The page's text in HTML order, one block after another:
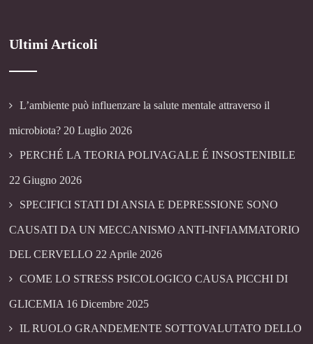
Ultimi Articoli
L’ambiente può influenzare la salute mentale attraverso il
microbiota? 20 Luglio 2026
PERCHÉ LA TEORIA POLIVAGALE É INSOSTENIBILE
22 Giugno 2026
SPECIFICI STATI DI ANSIA E DEPRESSIONE SONO
CAUSATI DA UN MECCANISMO ANTI-INFIAMMATORIO
DEL CERVELLO 22 Aprile 2026
COME LO STRESS PSICOLOGICO CAUSA PICCHI DI
GLICEMIA 16 Dicembre 2025
IL RUOLO GRANDEMENTE SOTTOVALUTATO DELLO